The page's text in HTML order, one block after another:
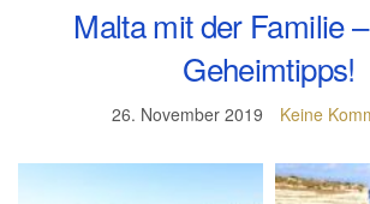
Malta mit der Familie
Geheimtipps!
26. November 2019 Keine